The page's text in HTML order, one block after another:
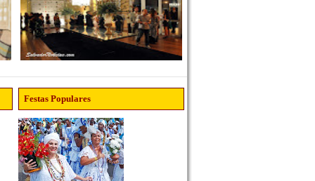
Festas Populares